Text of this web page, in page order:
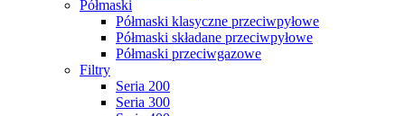
Półmaski
Półmaski klasyczne przeciwpyłowe
Półmaski składane przeciwpyłowe
Półmaski przeciwgazowe
Filtry
Seria 200
Seria 300